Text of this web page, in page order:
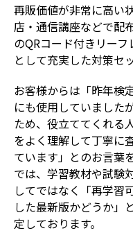
再販価値が非常に高い
店・通信講座などで配
のQRコード付きリー
として充実した対策セ
お客様からは「昨年検
にも使用していました
ため、役立ててくれる
をよく理解して丁寧に
ています」とのお言葉
では、学習教材や試験
してではなく「再学習
した最新版かどうか」
定しております。